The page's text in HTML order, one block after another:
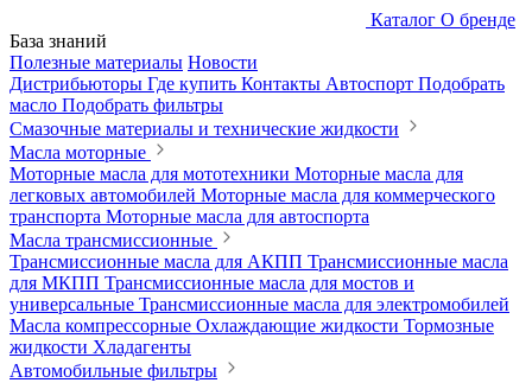
Каталог О бренде
База знаний
Полезные материалы Новости
Дистрибьюторы Где купить Контакты Автоспорт Подобрать
масло Подобрать фильтры
Смазочные материалы и технические жидкости
Масла моторные
Моторные масла для мототехники Моторные масла для
легковых автомобилей Моторные масла для коммерческого
транспорта Моторные масла для автоспорта
Масла трансмиссионные
Трансмиссионные масла для АКПП Трансмиссионные масла
для МКПП Трансмиссионные масла для мостов и
универсальные Трансмиссионные масла для электромобилей
Масла компрессорные Охлаждающие жидкости Тормозные
жидкости Хладагенты
Автомобильные фильтры